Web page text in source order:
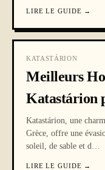
LIRE LE GUIDE →
KATASTÁRION
Meilleurs
Katastárion
Katastárion, une
Grèce, offre une
soleil, de sable et d…
LIRE LE GUIDE →